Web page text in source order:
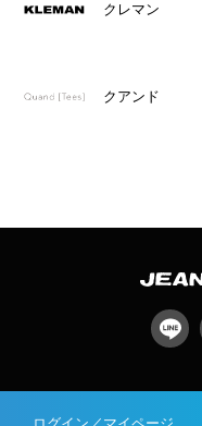
クレマン
クアンド